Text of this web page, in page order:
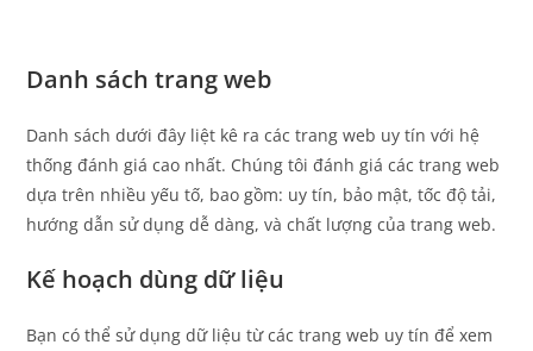
Danh sách trang web
Danh sách dưới đây liệt kê ra các trang web uy tín với hệ
thống đánh giá cao nhất. Chúng tôi đánh giá các trang web
dựa trên nhiều yếu tố, bao gồm: uy tín, bảo mật, tốc độ tải,
hướng dẫn sử dụng dễ dàng, và chất lượng của trang web.
Kế hoạch dùng dữ liệu
Bạn có thể sử dụng dữ liệu từ các trang web uy tín để xem